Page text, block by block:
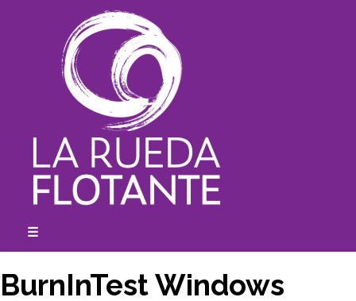
☰
BurnInTest Windows